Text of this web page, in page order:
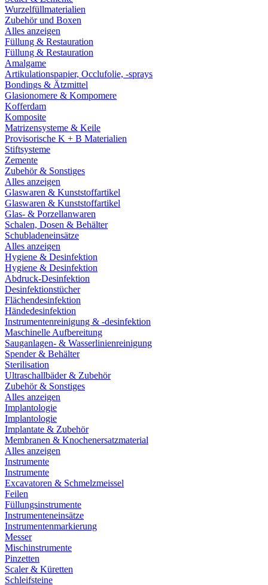
Wurzelfüllmaterialien
Zubehör und Boxen
Alles anzeigen
Füllung & Restauration
Füllung & Restauration
Amalgame
Artikulationspapier, Occlufolie, -sprays
Bondings & Ätzmittel
Glasionomere & Kompomere
Kofferdam
Komposite
Matrizensysteme & Keile
Provisorische K + B Materialien
Stiftsysteme
Zemente
Zubehör & Sonstiges
Alles anzeigen
Glaswaren & Kunststoffartikel
Glaswaren & Kunststoffartikel
Glas- & Porzellanwaren
Schalen, Dosen & Behälter
Schubladeneinsätze
Alles anzeigen
Hygiene & Desinfektion
Hygiene & Desinfektion
Abdruck-Desinfektion
Desinfektionstücher
Flächendesinfektion
Händedesinfektion
Instrumentenreinigung & -desinfektion
Maschinelle Aufbereitung
Sauganlagen- & Wasserlinienreinigung
Spender & Behälter
Sterilisation
Ultraschallbäder & Zubehör
Zubehör & Sonstiges
Alles anzeigen
Implantologie
Implantologie
Implantate & Zubehör
Membranen & Knochenersatzmaterial
Alles anzeigen
Instrumente
Instrumente
Excavatoren & Schmelzmeissel
Feilen
Füllungsinstrumente
Instrumenteneinsätze
Instrumentenmarkierung
Messer
Mischinstrumente
Pinzetten
Scaler & Küretten
Schleifsteine